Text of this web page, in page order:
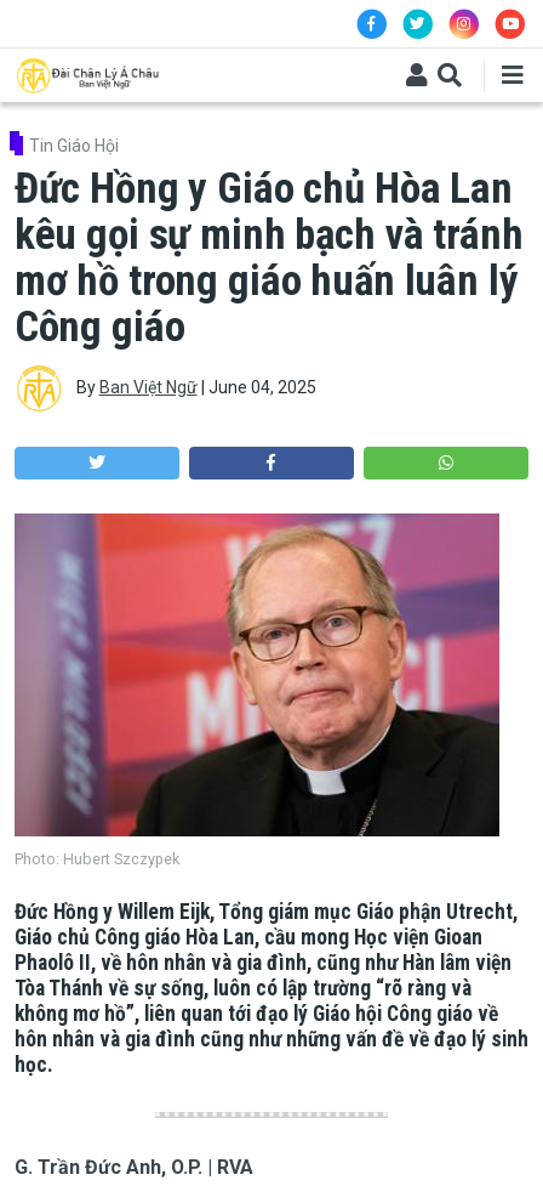
Tin Giáo Hội
Đức Hồng y Giáo chủ Hòa Lan
kêu gọi sự minh bạch và tránh
mơ hồ trong giáo huấn luân lý
Công giáo
By Ban Việt Ngữ| June 04, 2025
Photo: Hubert Szczypek
Đức Hồng y Willem Eijk, Tổng giám mục Giáo phận Utrecht,
Giáo chủ Công giáo Hòa Lan, cầu mong Học viện Gioan
Phaolô II, về hôn nhân và gia đình, cũng như Hàn lâm viện
Tòa Thánh về sự sống, luôn có lập trường “rõ ràng và
không mơ hồ”, liên quan tới đạo lý Giáo hội Công giáo về
hôn nhân và gia đình cũng như những vấn đề về đạo lý sinh
học.
G. Trần Đức Anh, O.P. | RVA